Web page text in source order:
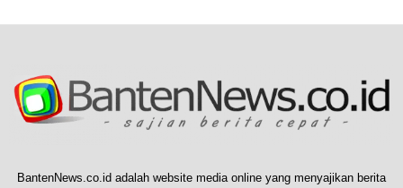
BantenNews.co.id adalah website media online yang menyajikan berita